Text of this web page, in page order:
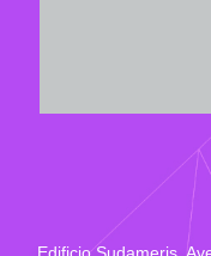
Edificio Sudameris,